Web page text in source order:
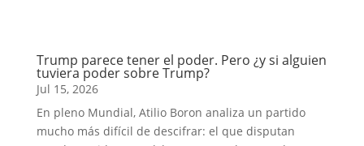
Trump parece tener el poder. Pero ¿y si alguien
tuviera poder sobre Trump?
Jul 15, 2026
En pleno Mundial, Atilio Boron analiza un partido
mucho más difícil de descifrar: el que disputan